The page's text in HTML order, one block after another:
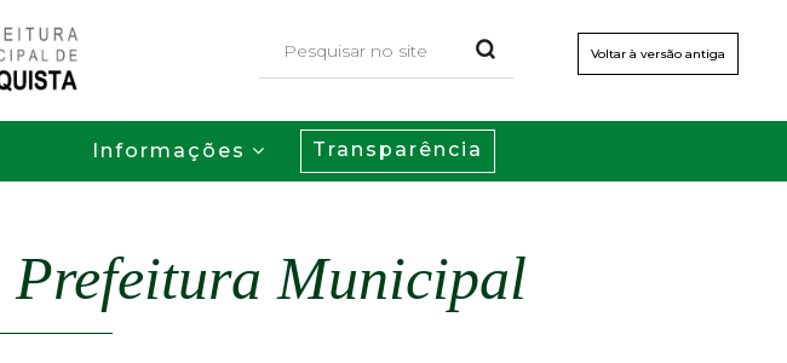
Voltar à versão antiga
Informações Transparência
Municipal